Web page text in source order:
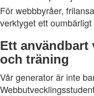
För webbbyråer,
verktyget ett
Ett användbart
och träning
Vår generator är inte